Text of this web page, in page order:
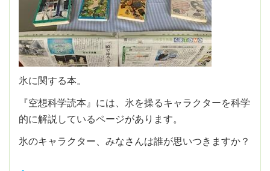
氷に関する本。
『空想科学読本』には、氷を操るキャラクターを科学
的に解説しているページがあります。
氷のキャラクター、みなさんは誰が思いつきますか？